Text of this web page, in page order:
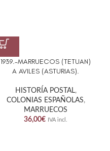
1939.-MARRUECOS (TETUAN)
A AVILES (ASTURIAS).
HISTORÍA POSTAL,
COLONIAS ESPAÑOLAS,
MARRUECOS
36,00€ IVA incl.